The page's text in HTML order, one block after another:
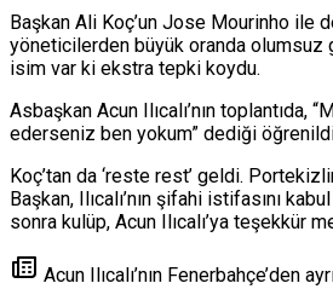
Başkan Ali Koç’un Jose Mourinho ile
yöneticilerden büyük oranda olumsuz
isim var ki ekstra tepki koydu.
Asbaşkan Acun Ilıcalı’nın toplantıda,
ederseniz ben yokum” dediği
Koç’tan da ‘reste rest’ geldi.
Başkan, Ilıcalı’nın şifahi istifasını
sonra kulüp, Acun Ilıcalı’ya teşekkür
Acun Ilıcalı’nın Fenerbahçe’den